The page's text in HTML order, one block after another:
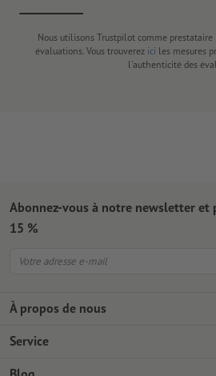
Nous utilisons Trustpilot comme
évaluations. Vous trouverez ici les mesures
l'authenticité des
À propos de nous
L'entreprise
Service
Modes de paiement
Abonnez-vous à notre newsletter et
15 %